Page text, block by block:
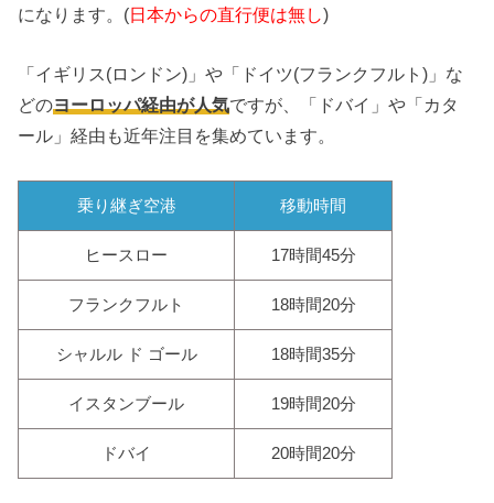
になります。(日本からの直行便は無し)
「イギリス(ロンドン)」や「ドイツ(フランクフルト)」な
どのヨーロッパ経由が人気ですが、「ドバイ」や「カタ
ール」経由も近年注目を集めています。
乗り継ぎ空港 移動時間
ヒースロー 17時間45分
フランクフルト 18時間20分
シャルル ド ゴール 18時間35分
イスタンブール 19時間20分
ドバイ 20時間20分